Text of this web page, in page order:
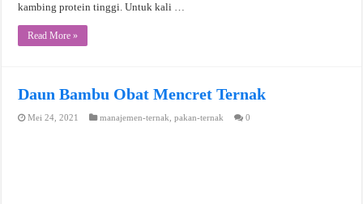
kambing protein tinggi. Untuk kali …
Read More »
Daun Bambu Obat Mencret Ternak
Mei 24, 2021 manajemen-ternak ,pakan-ternak 0